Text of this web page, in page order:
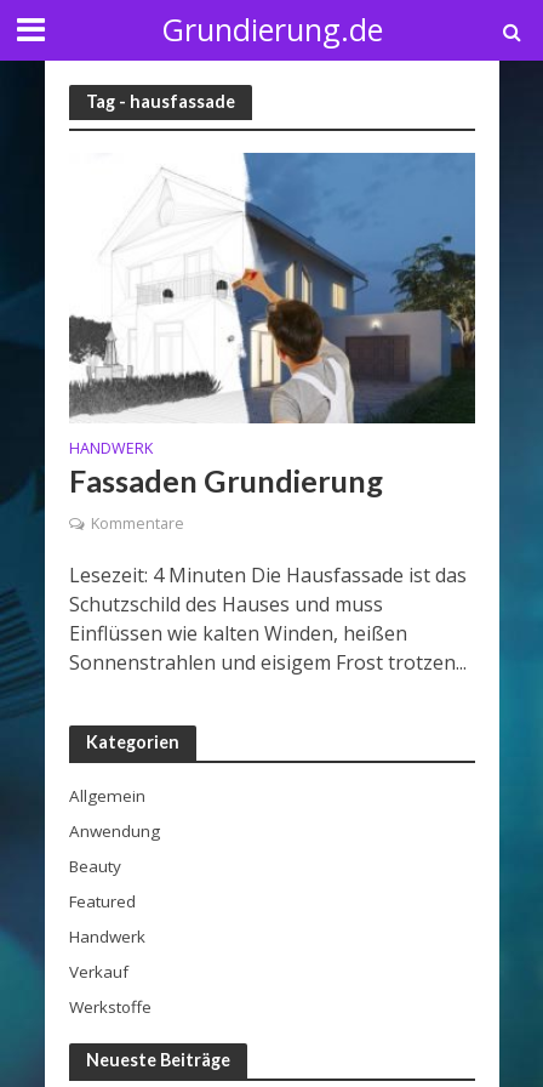
Grundierung.de
Tag - hausfassade
HANDWERK
Fassaden Grundierung
Kommentare
Lesezeit: 4 Minuten Die Hausfassade ist das
Schutzschild des Hauses und muss
Einflüssen wie kalten Winden, heißen
Sonnenstrahlen und eisigem Frost trotzen...
Kategorien
Allgemein
Anwendung
Beauty
Featured
Handwerk
Verkauf
Werkstoffe
Neueste Beiträge